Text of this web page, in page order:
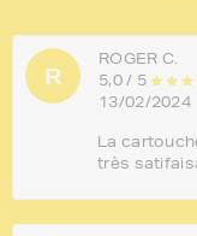
R
ROGER C.
5,0 / 5
13/02/2024
La
très